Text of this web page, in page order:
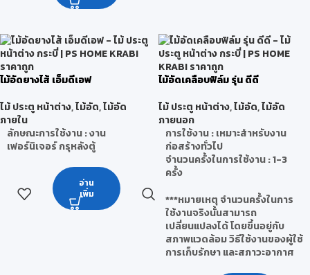
ไม้อัดยางไส้ เอ็มดีเอฟ
ไม้ ประตู หน้าต่าง,ไม้อัด,ไม้อัด
ภายใน
ลักษณะการใช้งาน : งาน
เฟอร์นิเจอร์ กรุหลังตู้
อ่าน
เพิ่ม
ไม้อัดเคลือบฟิล์ม รุ่น ดีดี
ไม้ ประตู หน้าต่าง,ไม้อัด,ไม้อัด
ภายนอก
การใช้งาน : เหมาะสำหรับงาน
ก่อสร้างทั่วไป
จำนวนครั้งในการใช้งาน : 1-3
ครั้ง
***หมายเหตุ จำนวนครั้งในการ
ใช้งานจริงนั้นสามารถ
เปลี่ยนแปลงได้ โดยขึ้นอยู่กับ
สภาพแวดล้อม วิธีใช้งานของผู้ใช้
การเก็บรักษา และสภาวะอากาศ